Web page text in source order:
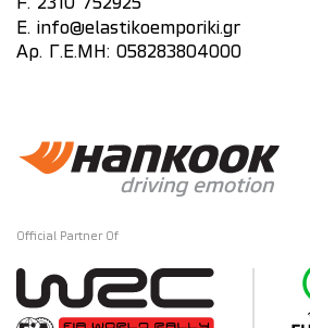
F. 2310 752925
E.
info@elastikoemporiki.gr
Αρ. Γ.Ε.ΜΗ: 058283804000
Official Partner Of